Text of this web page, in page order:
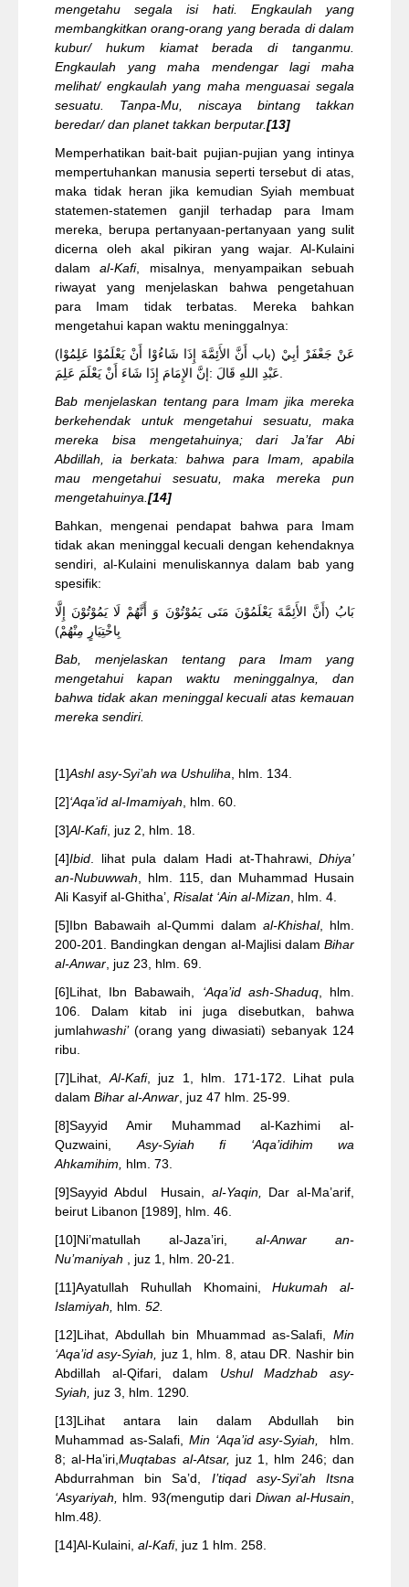
mengetahu segala isi hati. Engkaulah yang
membangkitkan orang-orang yang berada di dalam
kubur/ hukum kiamat berada di tanganmu.
Engkaulah yang maha mendengar lagi maha
melihat/ engkaulah yang maha menguasai segala
sesuatu. Tanpa-Mu, niscaya bintang takkan
beredar/ dan planet takkan berputar.[13]
Memperhatikan bait-bait pujian-pujian yang intinya
mempertuhankan manusia seperti tersebut di atas,
maka tidak heran jika kemudian Syiah membuat
statemen-statemen ganjil terhadap para Imam
mereka, berupa pertanyaan-pertanyaan yang sulit
dicerna oleh akal pikiran yang wajar. Al-Kulaini
dalamal-Kafi, misalnya, menyampaikan sebuah
riwayat yang menjelaskan bahwa pengetahuan
para Imam tidak terbatas. Mereka bahkan
mengetahui kapan waktu meninggalnya:
(باب أَنَّ الأَئِمَّةَ إِذَا شَاءُوْا أَنْ يَعْلَمُوْا عَلِمُوْا) عَنْ جَعْفَرْ أبِيْ
Bab menjelaskan tentang para Imam jika mereka
berkehendak untuk mengetahui sesuatu, maka
mereka bisa mengetahuinya; dari Ja’far Abi
Abdillah, ia berkata: bahwa para Imam, apabila
mau mengetahui sesuatu, maka mereka pun
mengetahuinya. [14]
Bahkan, mengenai pendapat bahwa para Imam
tidak akan meninggal kecuali dengan kehendaknya
sendiri, al-Kulaini menuliskannya dalam bab yang
spesifik:
بَابُ (أَنَّ الأَئِمَّةَ يَعْلَمُوْنَ مَتَى يَمُوْتُوْنَ وَ أَنَّهُمْ لَا يَمُوْتُوْنَ إِلَّا
بِاخْتِيَارٍ مِنْهُمْ)
Bab, menjelaskan tentang para Imam yang
mengetahui kapan waktu meninggalnya, dan
bahwa tidak akan meninggal kecuali atas kemauan
mereka sendiri.
[1]Ashl asy-Syi’ah wa Ushuliha , hlm. 134.
[2]‘Aqa’id al-Imamiyah , hlm. 60.
[3]Al-Kafi, juz 2, hlm. 18.
[4]Ibid . lihat pula dalam Hadi at-Thahrawi, Dhiya’
an-Nubuwwah , hlm. 115, dan Muhammad Husain
Ali Kasyif al-Ghitha’, Risalat ‘Ain al-Mizan , hlm. 4.
[5]Ibn Babawaih al-Qummi dalam al-Khishal, hlm.
200-201. Bandingkan dengan al-Majlisi dalam Bihar
al-Anwar , juz 23, hlm. 69.
[6]Lihat, Ibn Babawaih, ‘Aqa’id ash-Shaduq, hlm.
106. Dalam kitab ini juga disebutkan, bahwa
jumlahwashi’(orang yang diwasiati) sebanyak 124
ribu.
[7]Lihat, Al-Kafi, juz 1, hlm. 171-172. Lihat pula
dalam Bihar al-Anwar , juz 47 hlm. 25-99.
[8]Sayyid Amir Muhammad al-Kazhimi al-
Quzwaini, Asy-Syiah fi ‘Aqa’idihim wa
Ahkamihim, hlm. 73.
[9]Sayyid Abdul Husain, al-Yaqin, Dar al-Ma’arif,
beirut Libanon [1989], hlm. 46.
[10]Ni’matullah al-Jaza’iri, al-Anwar an-
Nu’maniyah , juz 1, hlm. 20-21.
[11]Ayatullah Ruhullah Khomaini,Hukumah al-
Islamiyah, hlm . 52.
[12]Lihat, Abdullah bin Mhuammad as-Salafi, Min
‘Aqa’id asy-Syiah, juz 1, hlm. 8, atau DR. Nashir bin
Abdillah al-Qifari, dalam Ushul Madzhab asy-
Syiah
juz 3, hlm. 1290
[13]Lihat antara lain dalam Abdullah bin
Muhammad as-Salafi, Min ‘Aqa’id asy-Syiah,
hlm.
8; al-Ha’iri,Muqtabas al-Atsar, juz 1, hlm 246; dan
Abdurrahman bin Sa’d, I’tiqad asy-Syi’ah Itsna
‘Asyariyah, hlm. 93(mengutip dari Diwan al-Husain
hlm.48).
[14]Al-Kulaini, al-Kafi, juz 1 hlm. 258.